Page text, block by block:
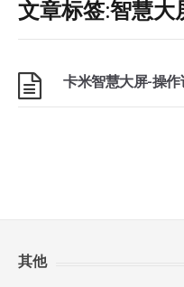
文章标签:智慧大
卡米智慧大屏-操作
其他